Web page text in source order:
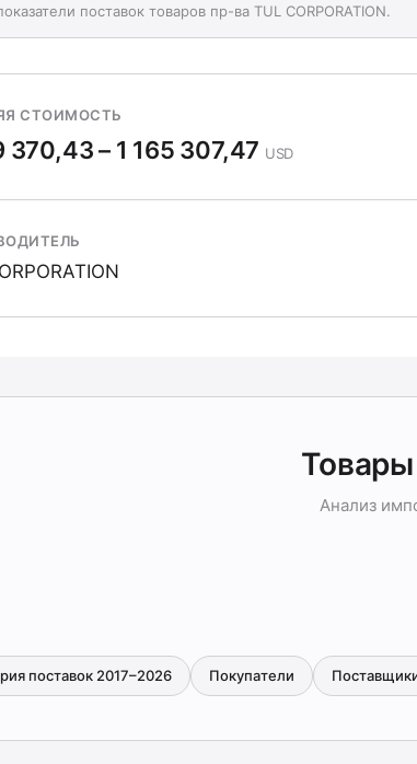
поставок товаров пр-ва TUL CORPORATION.
СТОИМОСТЬ
370,43 – 1 165 307,47 USD
Товары
Анализ
поставок 2017–2026 Покупатели